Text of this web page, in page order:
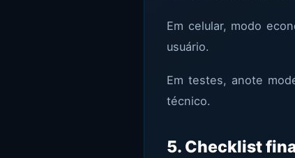
Em celular, modo
usuário.
Em testes, anote
técnico.
5. Checklist